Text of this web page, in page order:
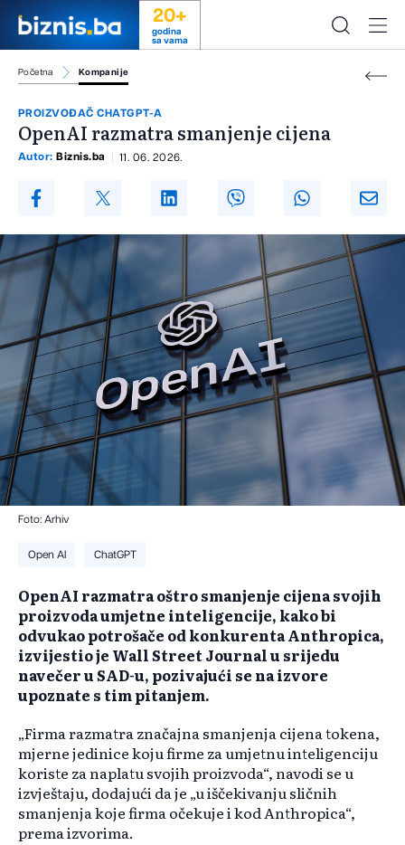
20+
godina
sa vama
Početna Kompanije
PROIZVOĐAČ CHATGPT-A
OpenAI razmatra smanjenje cijena
Autor: Biznis.ba 11. 06. 2026.
Foto: Arhiv
Open AI ChatGPT
OpenAI razmatra oštro smanjenje cijena svojih
proizvoda umjetne inteligencije, kako bi
odvukao potrošače od konkurenta Anthropica,
izvijestio je Wall Street Journal u srijedu
navečer u SAD-u, pozivajući se na izvore
upoznate s tim pitanjem.
„Firma razmatra značajna smanjenja cijena tokena,
mjerne jedinice koju firme za umjetnu inteligenciju
koriste za naplatu svojih proizvoda“, navodi se u
izvještaju, dodajući da je „u iščekivanju sličnih
smanjenja koje firma očekuje i kod Anthropica“,
prema izvorima.